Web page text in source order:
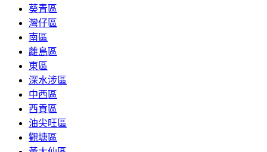
葵青區
灣仔區
南區
離島區
東區
深水涉區
中西區
西貢區
油尖旺區
觀塘區